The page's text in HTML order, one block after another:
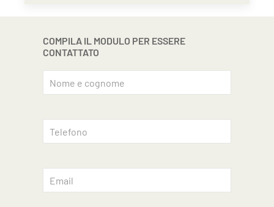
COMPILA IL MODULO PER ESSERE
CONTATTATO